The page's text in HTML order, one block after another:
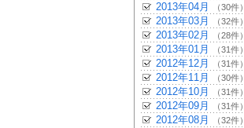
2013年04月 （30件）
2013年03月 （32件）
2013年02月 （28件）
2013年01月 （31件）
2012年12月 （31件）
2012年11月 （30件）
2012年10月 （31件）
2012年09月 （31件）
2012年08月 （32件）